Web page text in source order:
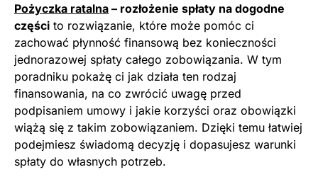
Pożyczka ratalna – rozłożenie spłaty na dogodne
części to rozwiązanie, które może pomóc ci
zachować płynność finansową bez konieczności
jednorazowej spłaty całego zobowiązania. W tym
poradniku pokażę ci jak działa ten rodzaj
finansowania, na co zwrócić uwagę przed
podpisaniem umowy i jakie korzyści oraz obowiązki
wiążą się z takim zobowiązaniem. Dzięki temu łatwiej
podejmiesz świadomą decyzję i dopasujesz warunki
spłaty do własnych potrzeb.